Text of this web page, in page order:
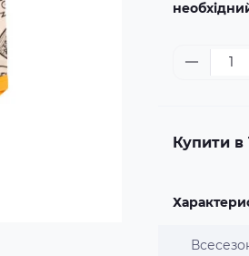
Купити в